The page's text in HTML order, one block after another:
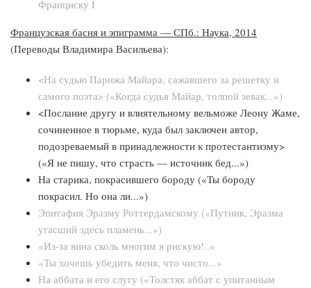
Франциску I
Французская басня и эпиграмма — СПб.: Наука, 2014
(Переводы Владимира Васильева):
<На судью Парижа Майара, сажавшего за решетку и
самого поэта> («Когда судья Майар, толпой зевак...»)
<Послание другу и влиятельному вельможе Леону Жаме,
сочиненное в тюрьме, куда был заключен автор,
подозреваемый в принадлежности к протестантизму>
(«Я не пишу, что страсть — источник бед...»)
На старика, покрасившего бороду («Ты бороду
покрасил. Но она ли...»)
Эпитафия Эразму Роттердамскому («Путник, Эразма
угасший здесь пламень...»)
«Из-за вина сколь многим я рискую!..»
«Ты хочешь убедить меня, что чисто...»
На аббата и его слугу («Толстяк аббат с упитанным